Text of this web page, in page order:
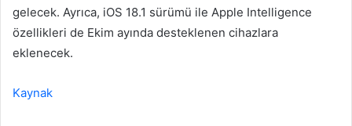
gelecek. Ayrıca, iOS 18.1 sürümü ile Apple Intelligence
özellikleri de Ekim ayında desteklenen cihazlara
eklenecek.
Kaynak